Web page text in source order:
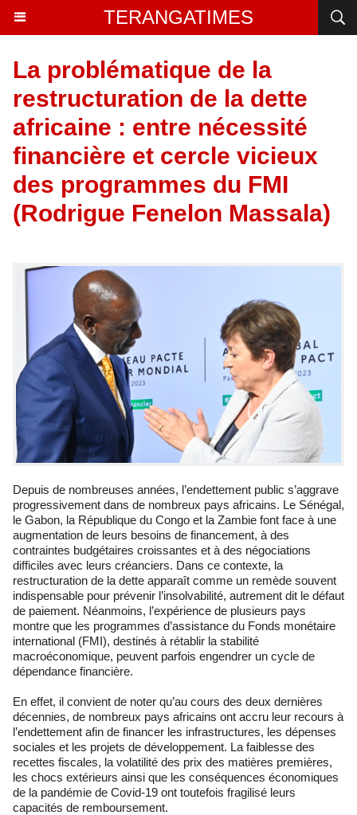
TERANGATIMES
La problématique de la
restructuration de la dette
africaine : entre nécessité
financière et cercle vicieux
des programmes du FMI
(Rodrigue Fenelon Massala)
Depuis de nombreuses années, l’endettement public s’aggrave
progressivement dans de nombreux pays africains. Le Sénégal,
le Gabon, la République du Congo et la Zambie font face à une
augmentation de leurs besoins de financement, à des
contraintes budgétaires croissantes et à des négociations
difficiles avec leurs créanciers. Dans ce contexte, la
restructuration de la dette apparaît comme un remède souvent
indispensable pour prévenir l’insolvabilité, autrement dit le défaut
de paiement. Néanmoins, l’expérience de plusieurs pays
montre que les programmes d’assistance du Fonds monétaire
international (FMI), destinés à rétablir la stabilité
macroéconomique, peuvent parfois engendrer un cycle de
dépendance financière.
En effet, il convient de noter qu’au cours des deux dernières
décennies, de nombreux pays africains ont accru leur recours à
l’endettement afin de financer les infrastructures, les dépenses
sociales et les projets de développement. La faiblesse des
recettes fiscales, la volatilité des prix des matières premières,
les chocs extérieurs ainsi que les conséquences économiques
de la pandémie de Covid-19 ont toutefois fragilisé leurs
capacités de remboursement.